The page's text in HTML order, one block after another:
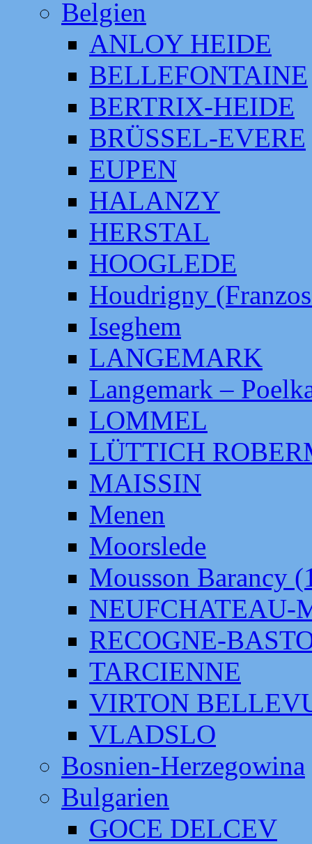
Belgien
ANLOY HEIDE
BELLEFONTAINE
BERTRIX-HEIDE
BRÜSSEL-EVERE
EUPEN
HALANZY
HERSTAL
HOOGLEDE
Houdrigny
Iseghem
LANGEMARK
Langemark –
LOMMEL
LÜTTICH
MAISSIN
Menen
Moorslede
Mousson Barancy
NEUFCHATEAU-
RECOGNE-
TARCIENNE
VIRTON
VLADSLO
Bosnien-Herzegowina
Bulgarien
GOCE DELCEV